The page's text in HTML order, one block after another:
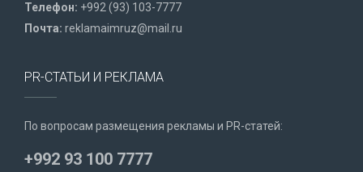
Телефон: +992 (93) 103-7777
Почта: reklamaimruz@mail.ru
PR-СТАТЬИ И РЕКЛАМА
По вопросам размещения рекламы и PR-статей:
+992 93 100 7777